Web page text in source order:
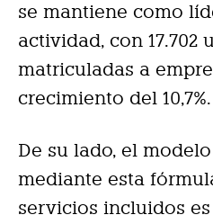
se mantiene como
actividad, con 17.702
matriculadas a
crecimiento del 10,7%.
De su lado, el
mediante esta
servicios incluidos